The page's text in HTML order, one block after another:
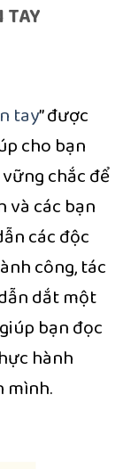
TAY
tay” được
cho bạn
chắc để
và các bạn
các độc
công, tác
dắt một
bạn đọc
hành
mình.